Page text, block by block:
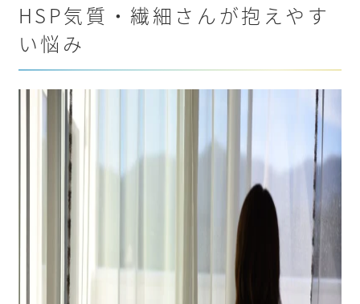
HSP気質・繊細さんが抱えやす
い悩み